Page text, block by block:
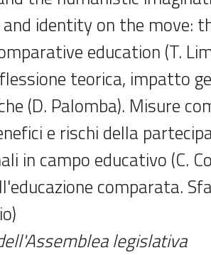
and identity on the move:
education (T.
teorica, impatto
(D. Palomba). Misure
e rischi della
in campo educativo (C.
comparata.
legislativa